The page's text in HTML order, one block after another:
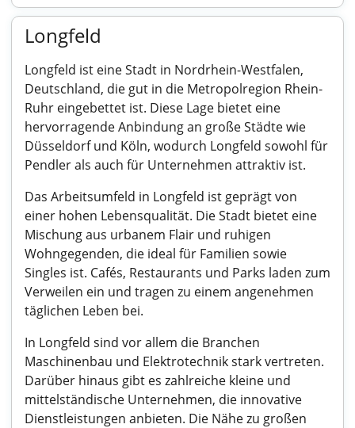
Longfeld
Longfeld ist eine Stadt in Nordrhein-Westfalen,
Deutschland, die gut in die Metropolregion Rhein-
Ruhr eingebettet ist. Diese Lage bietet eine
hervorragende Anbindung an große Städte wie
Düsseldorf und Köln, wodurch Longfeld sowohl für
Pendler als auch für Unternehmen attraktiv ist.
Das Arbeitsumfeld in Longfeld ist geprägt von
einer hohen Lebensqualität. Die Stadt bietet eine
Mischung aus urbanem Flair und ruhigen
Wohngegenden, die ideal für Familien sowie
Singles ist. Cafés, Restaurants und Parks laden zum
Verweilen ein und tragen zu einem angenehmen
täglichen Leben bei.
In Longfeld sind vor allem die Branchen
Maschinenbau und Elektrotechnik stark vertreten.
Darüber hinaus gibt es zahlreiche kleine und
mittelständische Unternehmen, die innovative
Dienstleistungen anbieten. Die Nähe zu großen